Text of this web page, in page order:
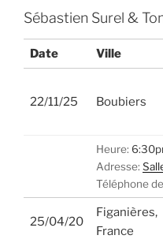
Sébastien Surel &
Date Ville
22/11/25 Boubiers
Heure:
Adresse:
Téléphone
25/04/20
Figanières,
France